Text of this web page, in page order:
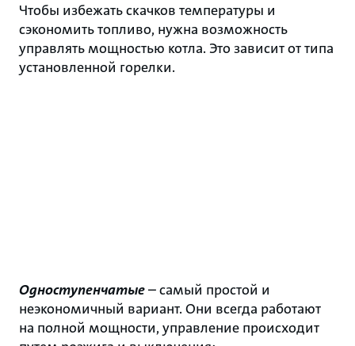
Чтобы избежать скачков температуры и
сэкономить топливо, нужна возможность
управлять мощностью котла. Это зависит от типа
установленной горелки.
Одноступенчатые– самый простой и
неэкономичный вариант. Они всегда работают
на полной мощности, управление происходит